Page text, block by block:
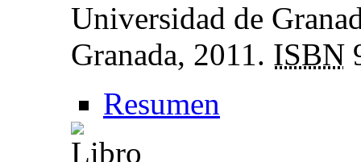
Universidad de
Granada, 2011. ISBN
Resumen